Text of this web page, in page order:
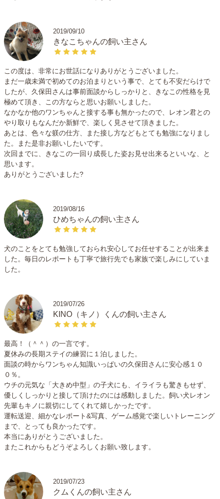
・クレートやケージで著しく吠えてしまうわんちゃん
また、大きさや犬種、わんちゃんの性格、しつけの状況な
どによりお預かりのご希望に沿えない場合があります。ま
ずは、事前面談申請よりご相談いただければ色々わんちゃ
んの個性についてお伺いしながら判断していきたいと思い
ます。
■お願い
普段使い慣れているクレートまたはケージをご持参くださ
いますようお願いします。
〈最後に〉
大事な家族である愛犬を預けることに、ご不安や寂しさが
にしっかり見ることはもちろんですが、メッセージで様子
を伝えることでも、飼い主さんに安心をお届けしていきた
いです。単にお世話をするという気持ちではなく、愛情込
めて精一杯わんちゃんがリラックスできる時間を作りたい
と思います！
まずはお気軽に面談申請をください。事前にご不安なこと
んの様子なども含めて色々とお伺いできればと思います。
メッセージや面談を通してわたしのことを知っていただ
き、信頼できると思ったら預ける、ご不安だと感じたら断
るで全く問題ありません。じっくりご検討いただければと
思います。
大好きなわんちゃんとの出会いにとてもワクワクしていま
す。わんちゃん・飼い主さんのお役に立ち、一緒に素敵な
時間が過ごせることを楽しみにお待ちしております！
2019/09/10
きなこちゃんの飼い主さん
この度は、非常にお世話になりありがとうございました。
まだ一歳未満で初めてのお泊まりという事で、とても不安だらけで
したが、久保田さんは事前面談からしっかりと、きなこの性格を見
極めて頂き、この方ならと思いお願いしました。
なかなか他のワンちゃんと接する事も無かったので、レオン君との
やり取りもなんだか新鮮で、楽しく見させて頂きました。
あとは、色々な躾の仕方、また接し方などもとても勉強になりまし
た。また是非お願いしたいです。
次回までに、きなこの一回り成長した姿お見せ出来るといいな、と
思います。
ありがとうございました?
2019/08/16
ひめちゃんの飼い主さん
犬のことをとても勉強しておられ安心してお任せすることが出来ま
した。毎日のレポートも丁寧で旅行先でも家族で楽しみにしていま
した。
2019/07/26
KINO（キノ）くんの飼い主さん
最高！（＾＾）の一言です。
夏休みの長期ステイの練習に１泊しました。
面談の時からワンちゃん知識いっぱいの久保田さんに安心感１０
０％。
ウチの元気な「大きめ中型」の子犬にも、イライラも驚きもせず、
優しくしっかりと接して頂けたのには感動しました。飼い犬レオン
先輩もキノに親切にしてくれて嬉しかったです。
運転送迎、細かなレポート&写真、ゲーム感覚で楽しいトレーニング
まで、とっても良かったです。
本当にありがとうございました。
またこれからもどうぞよろしくお願い致します。
2019/07/23
クムくんの飼い主さん